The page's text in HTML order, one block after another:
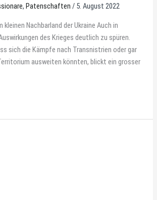
,Patenschaften / 5. August 2022
Nachbarland der Ukraine Auch in
des Krieges deutlich zu spüren.
sich die Kämpfe nach Transnistrien oder gar
ausweiten könnten, blickt ein grosser